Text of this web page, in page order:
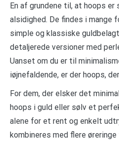
En af grundene til, at hoops er
alsidighed. De findes i mange
simple og klassiske
detaljerede versioner med
Uanset om du er til
iøjnefaldende, er der hoops,
For dem, der elsker det
hoops i guld eller sølv et
alene for et rent og enkelt
kombineres med flere